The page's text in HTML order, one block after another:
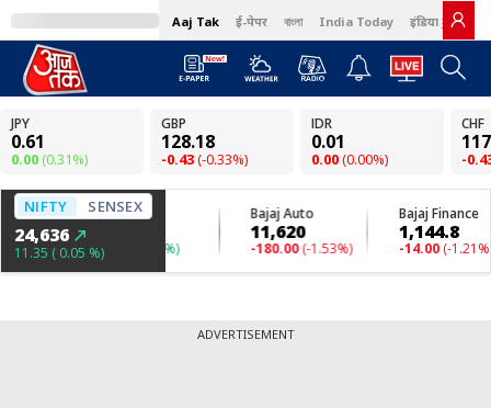
Aaj Tak ई-पेपर বাংলা India Today इंडिया टुडे हिंदी
ADVERTISEMENT